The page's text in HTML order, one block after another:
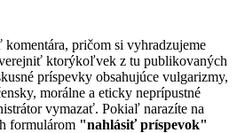
pričom si vyhradzujeme
ktorýkoľvek z tu publikovaných
príspevky obsahujúce vulgarizmy,
morálne a eticky neprípustné
vymazať. Pokiaľ narazíte na
formulárom "nahlásiť príspevok"